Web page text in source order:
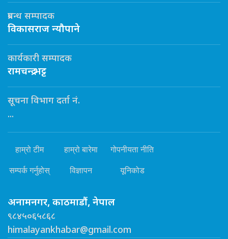
प्रबन्ध सम्पादक
विकासराज न्यौपाने
कार्यकारी सम्पादक
रामचन्द्र भट्ट
सूचना विभाग दर्ता नं.
...
हाम्रो टीम हाम्रो बारेमा गोपनीयता नीति
सम्पर्क गर्नुहोस् विज्ञापन यूनिकोड
अनामनगर, काठमाडौं, नेपाल
९८४५०६५८६८
himalayankhabar@gmail.com